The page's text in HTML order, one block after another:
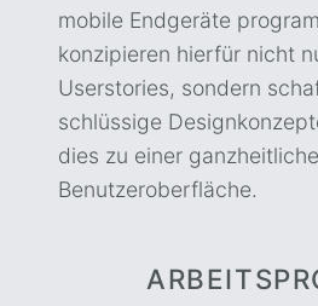
mobile Endgeräte
konzipieren hierfür nicht
Userstories, sondern
schlüssige
dies zu einer
Benutzeroberfläche.